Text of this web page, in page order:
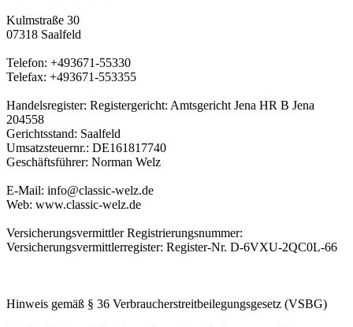
Kulmstraße 30
07318 Saalfeld
Telefon: +493671-55330
Telefax: +493671-553355
Handelsregister: Registergericht: Amtsgericht Jena HR B Jena
204558
Gerichtsstand: Saalfeld
Umsatzsteuernr.: DE161817740
Geschäftsführer: Norman Welz
E-Mail: info@classic-welz.de
Web: www.classic-welz.de
Versicherungsvermittler Registrierungsnummer:
Versicherungsvermittlerregister: Register-Nr. D-6VXU-2QC0L-66
Hinweis gemäß § 36 Verbraucherstreitbeilegungsgesetz (VSBG)